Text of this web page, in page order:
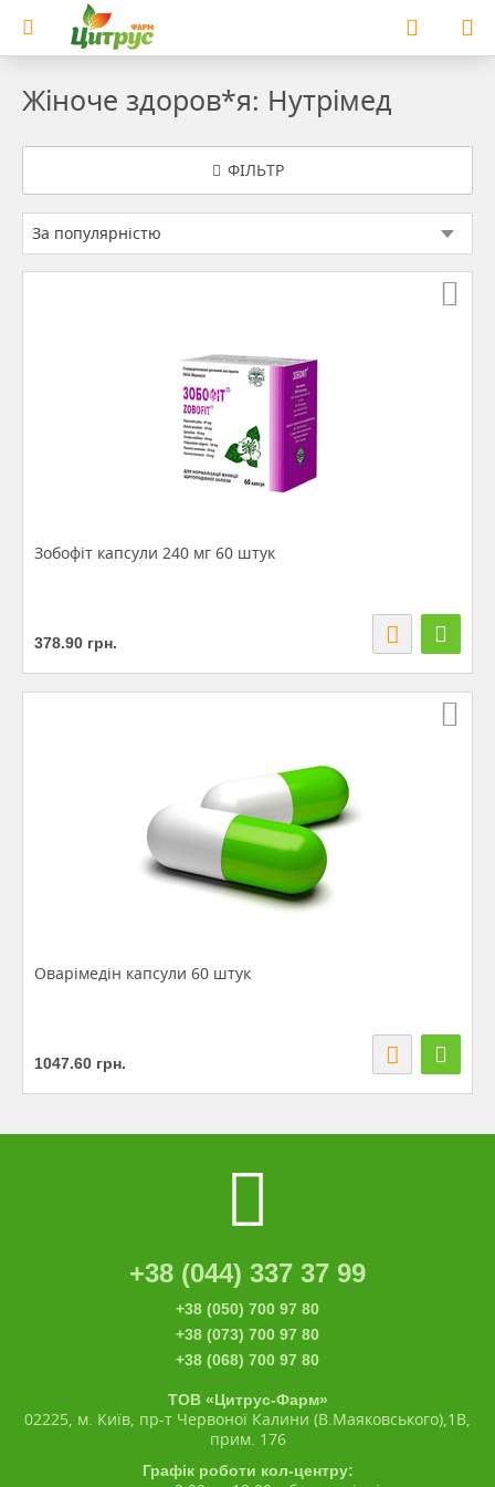
Жіноче здоров*я: Нутрімед
ФІЛЬТР
Зобофіт капсули 240 мг 60 штук
378.90 грн.
Оварімедін капсули 60 штук
1047.60 грн.
+38 (044) 337 37 99
+38 (050) 700 97 80
+38 (073) 700 97 80
+38 (068) 700 97 80
ТОВ «Цитрус-Фарм»
02225, м. Київ, пр-т Червоної Калини (В.Маяковського),1В,
прим. 176
Графік роботи кол-центру: